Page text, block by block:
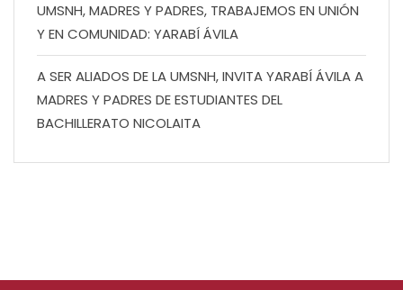
UMSNH, MADRES Y PADRES, TRABAJEMOS EN UNIÓN
Y EN COMUNIDAD: YARABÍ ÁVILA
A SER ALIADOS DE LA UMSNH, INVITA YARABÍ ÁVILA A
MADRES Y PADRES DE ESTUDIANTES DEL
BACHILLERATO NICOLAITA